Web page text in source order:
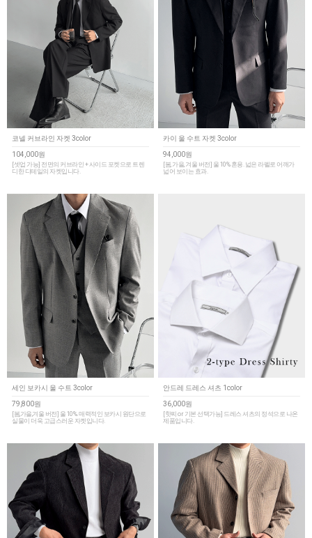
코넬 커브라인 자켓 3color
104,000원
[셋업 가능] 전면의 커브라인 + 사이드 포켓으로 트렌
디한 디테일의 자켓입니다.
카이 울 수트 자켓 3color
94,000원
[봄, 가을, 겨울 버전] 울 10% 혼용. 넓은 라펠로 어깨가
넓어 보이는 효과.
세인 보카시 울 수트 3color
79,800원
[봄,가을,겨울 버전] 울 10%. 매력적인 보카시 원단으로
실물이 더욱 고급스러운 자켓입니다.
안드레 드레스 셔츠 1color
36,000원
[핫찌 or 기본 선택가능] 드레스 셔츠의 정석으로 나온
제품입니다.